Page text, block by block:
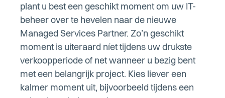
plant u best een geschikt moment om uw IT-
beheer over te hevelen naar de nieuwe
Managed Services Partner. Zo’n geschikt
moment is uiteraard níet tijdens uw drukste
verkoopperiode of net wanneer u bezig bent
met een belangrijk project. Kies liever een
kalmer moment uit, bijvoorbeeld tijdens een